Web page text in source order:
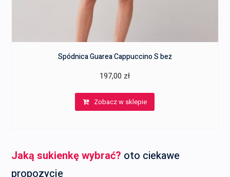
Spódnica Guarea Cappuccino S beż
197,00 zł
Zobacz w sklepie
Jaką sukienkę wybrać? oto ciekawe
propozycje